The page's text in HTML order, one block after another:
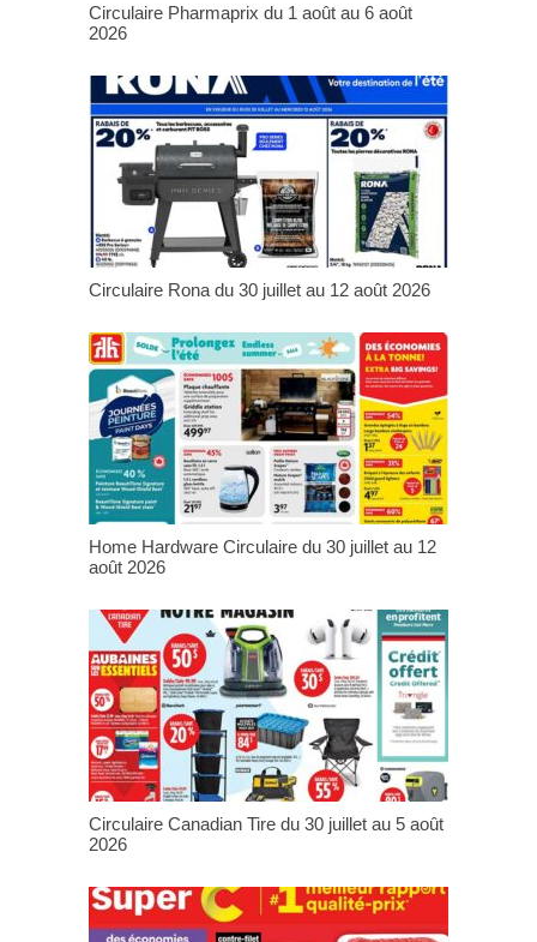
Circulaire Pharmaprix du 1 août au 6 août
2026
Circulaire Rona du 30 juillet au 12 août 2026
Home Hardware Circulaire du 30 juillet au 12
août 2026
Circulaire Canadian Tire du 30 juillet au 5 août
2026